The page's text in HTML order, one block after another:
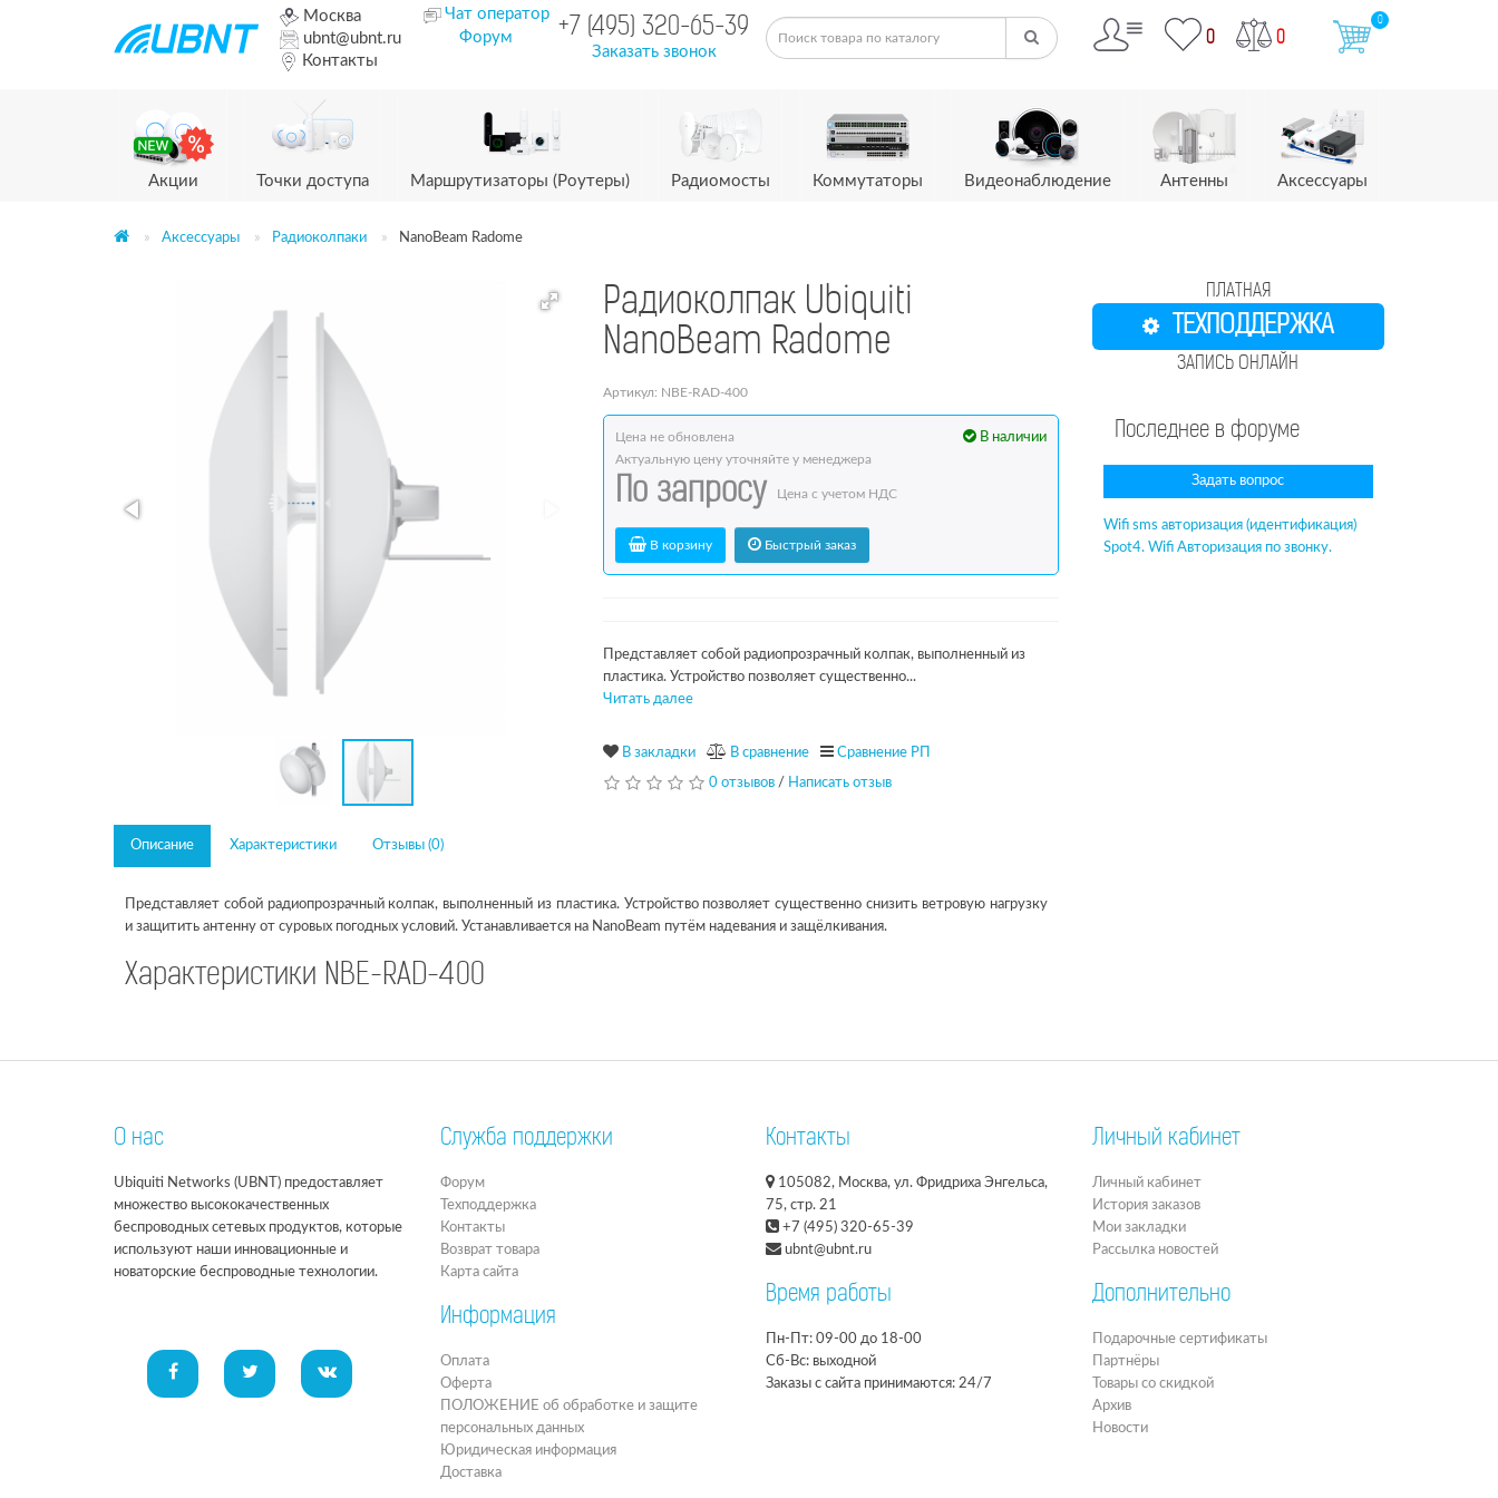
Москва
ubnt@ubnt.ru
Контакты
Чат оператор
Форум
+7 (495) 320-65-39
Заказать звонок
0 0
0
Акции Точки доступа Маршрутизаторы (Роутеры) Радиомосты Коммутаторы Видеонаблюдение Антенны Аксессуары
Аксессуары Радиоколпаки NanoBeam Radome
Радиоколпак Ubiquiti
NanoBeam Radome
Артикул: NBE-RAD-400
В наличии
Цена не обновлена
Актуальную цену уточняйте у менеджера
По запросу Цена с учетом НДС
В корзину Быстрый заказ
Представляет собой радиопрозрачный колпак, выполненный из
пластика. Устройство позволяет существенно...
Читать далее
В закладки В сравнение Сравнение РП
0 отзывов/ Написать отзыв
Описание Характеристики Отзывы (0)
Представляет собой радиопрозрачный колпак, выполненный из пластика. Устройство позволяет существенно снизить ветровую нагрузку
и защитить антенну от суровых погодных условий. Устанавливается на NanoBeam путём надевания и защёлкивания.
Характеристики NBE-RAD-400
ПЛАТНАЯ
ТЕХПОДДЕРЖКА
ЗАПИСЬ ОНЛАЙН
Последнее в форуме
Задать вопрос
Wifi sms авторизация (идентификация)
Spot4. Wifi Авторизация по звонку.
О нас
Ubiquiti Networks (UBNT) предоставляет
множество высококачественных
беспроводных сетевых продуктов, которые
используют наши инновационные и
новаторские беспроводные технологии.
Служба поддержки
Форум
Техподдержка
Контакты
Возврат товара
Карта сайта
Информация
Оплата
Оферта
ПОЛОЖЕНИЕ об обработке и защите
персональных данных
Юридическая информация
Доставка
Контакты
105082, Москва, ул. Фридриха Энгельса,
75, стр. 21
+7 (495) 320-65-39
ubnt@ubnt.ru
Время работы
Пн-Пт: 09-00 до 18-00
Сб-Вс: выходной
Заказы с сайта принимаются: 24/7
Личный кабинет
Личный кабинет
История заказов
Мои закладки
Рассылка новостей
Дополнительно
Подарочные сертификаты
Партнёры
Товары со скидкой
Архив
Новости